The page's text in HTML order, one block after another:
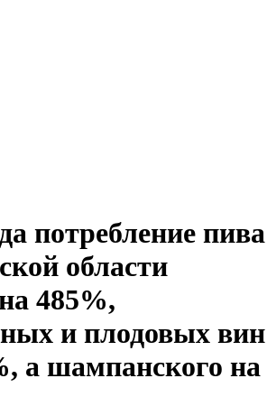
потребление пива
области
485%,
и плодовых вин
а шампанского на